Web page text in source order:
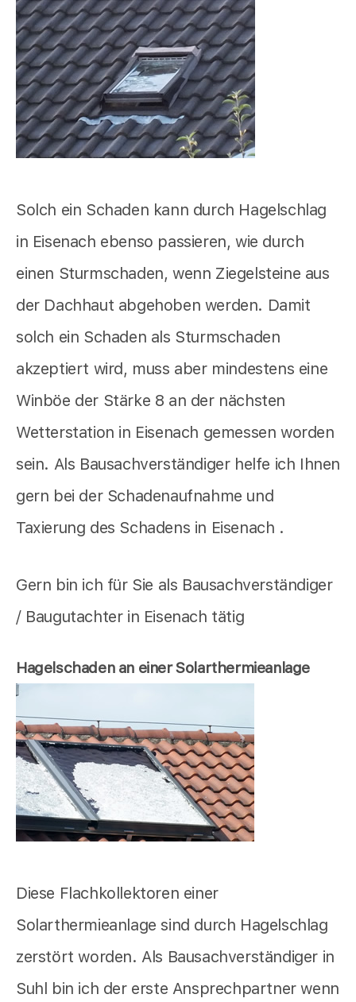
Solch ein Schaden kann durch Hagelschlag
in Eisenach ebenso passieren, wie durch
einen Sturmschaden, wenn Ziegelsteine aus
der Dachhaut abgehoben werden. Damit
solch ein Schaden als Sturmschaden
akzeptiert wird, muss aber mindestens eine
Winböe der Stärke 8 an der nächsten
Wetterstation in Eisenach gemessen worden
sein. Als Bausachverständiger helfe ich Ihnen
gern bei der Schadenaufnahme und
Taxierung des Schadens in Eisenach .
Gern bin ich für Sie als Bausachverständiger
/ Baugutachter in Eisenach tätig
Hagelschaden an einer Solarthermieanlage
Diese Flachkollektoren einer
Solarthermieanlage sind durch Hagelschlag
zerstört worden. Als Bausachverständiger in
Suhl bin ich der erste Ansprechpartner wenn